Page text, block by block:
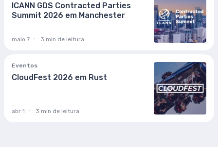
ICANN GDS Contracted Parties
Summit 2026 em Manchester
maio 7 3 min de leitura
Eventos
CloudFest 2026 em Rust
abr 1 3 min de leitura